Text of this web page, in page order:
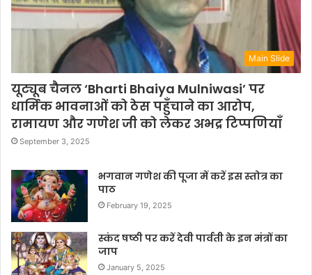
Main Slide
यूट्यूब चैनल ‘Bharti Bhaiya Mulniwasi’ पर
धार्मिक भावनाओं को ठेस पहुँचाने का आरोप,
रामायण और गणेश जी को लेकर अभद्र टिप्पणियाँ
September 3, 2025
भगवान गणेश की पूजा में करें इस स्तोत्र का
पाठ
February 19, 2025
स्कंद षष्ठी पर करें देवी पार्वती के इन मंत्रों का
जाप
January 5, 2025